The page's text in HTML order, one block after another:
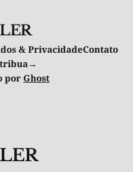
& PrivacidadeContato
por Ghost